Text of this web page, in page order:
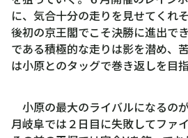
に、気合十分の走りを見せてくれ
後初の京王閣でこそ決勝に進出で
である積極的な走りは影を潜め、
は小原とのタッグで巻き返しを目指
小原の最大のライバルになるの
月岐阜では２日目に失敗してファ